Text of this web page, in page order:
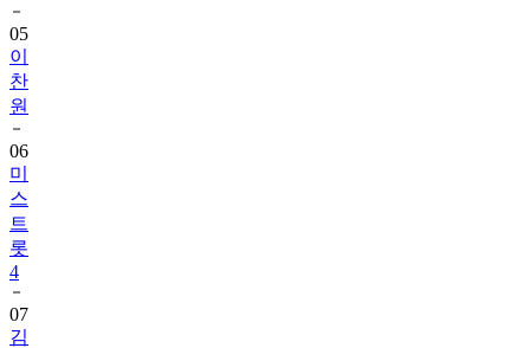
05
이
찬
원
06
미
스
트
롯
4
07
김